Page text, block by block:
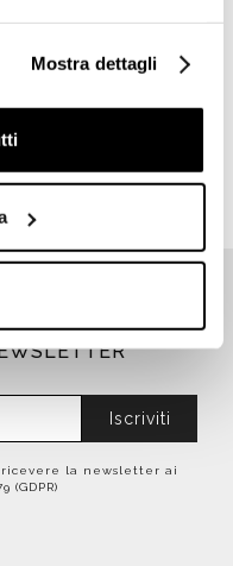
Mostra dettagli
Iscriviti
ricevere la newsletter ai
(GDPR)